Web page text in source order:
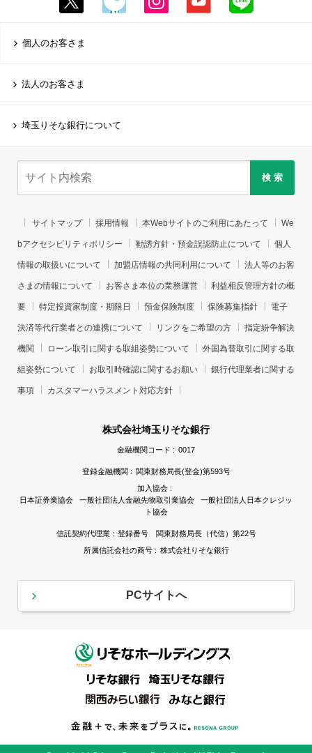
個人のお客さま
法人のお客さま
埼玉りそな銀行について
検 索
サイトマップ 採用情報 本Webサイトのご利用にあたって We
bアクセシビリティポリシー 勧誘方針・預金誤認防止について 個人
情報の取扱いについて 加盟店情報の共同利用について 法人等のお客
さまの情報について お客さま本位の業務運営 利益相反管理方針の概
要 特定投資家制度・期限日 預金保険制度 保険募集指針 電子
決済等代行業者との連携について リンクをご希望の方 指定紛争解決
機関 ローン取引に関する取組姿勢について 外国為替取引に関する取
組姿勢について お取引時確認に関するお願い 銀行代理業者に関する
事項 カスタマーハラスメント対応方針
株式会社埼玉りそな銀行
金融機関コード : 0017
登録金融機関 : 関東財務局長(登金)第593号
加入協会 :
日本証券業協会 一般社団法人金融先物取引業協会 一般社団法人日本クレジッ
ト協会
信託契約代理業 : 登録番号 関東財務局長（代信）第22号
所属信託会社の商号 : 株式会社りそな銀行
PCサイトへ